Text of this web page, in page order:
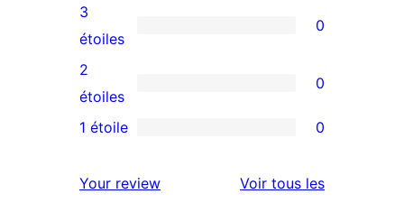
étoile
avis
à
4
étoile
0
avis
à
3
3
étoiles
0
0
avis
2
2
étoiles
0
à
1 étoile 0
Your review Voir tous lesavis